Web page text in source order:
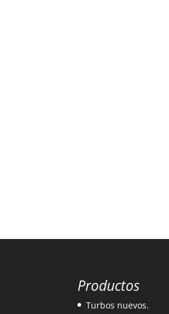
Productos
Turbos nuevos.